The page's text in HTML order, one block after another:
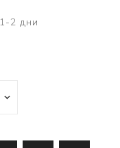
1-2 дни